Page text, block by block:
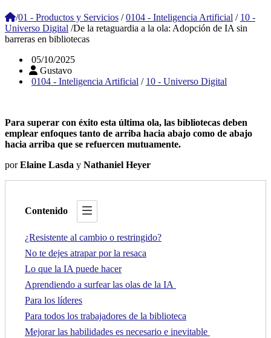
/01 - Productos y Servicios / 0104 - Inteligencia Artificial / 10 -
Universo Digital /De la retaguardia a la ola: Adopción de IA sin
barreras en bibliotecas
05/10/2025
Gustavo
0104 - Inteligencia Artificial / 10 - Universo Digital
Para superar con éxito esta última ola, las bibliotecas deben
emplear enfoques tanto de arriba hacia abajo como de abajo
hacia arriba que se refuercen mutuamente.
porElaine Lasda y Nathaniel Heyer
Contenido
¿Resistente al cambio o restringido?
No te dejes atrapar por la resaca
Lo que la IA puede hacer
Aprendiendo a surfear las olas de la IA
Para los líderes
Para todos los trabajadores de la biblioteca
Mejorar las habilidades es necesario e inevitable